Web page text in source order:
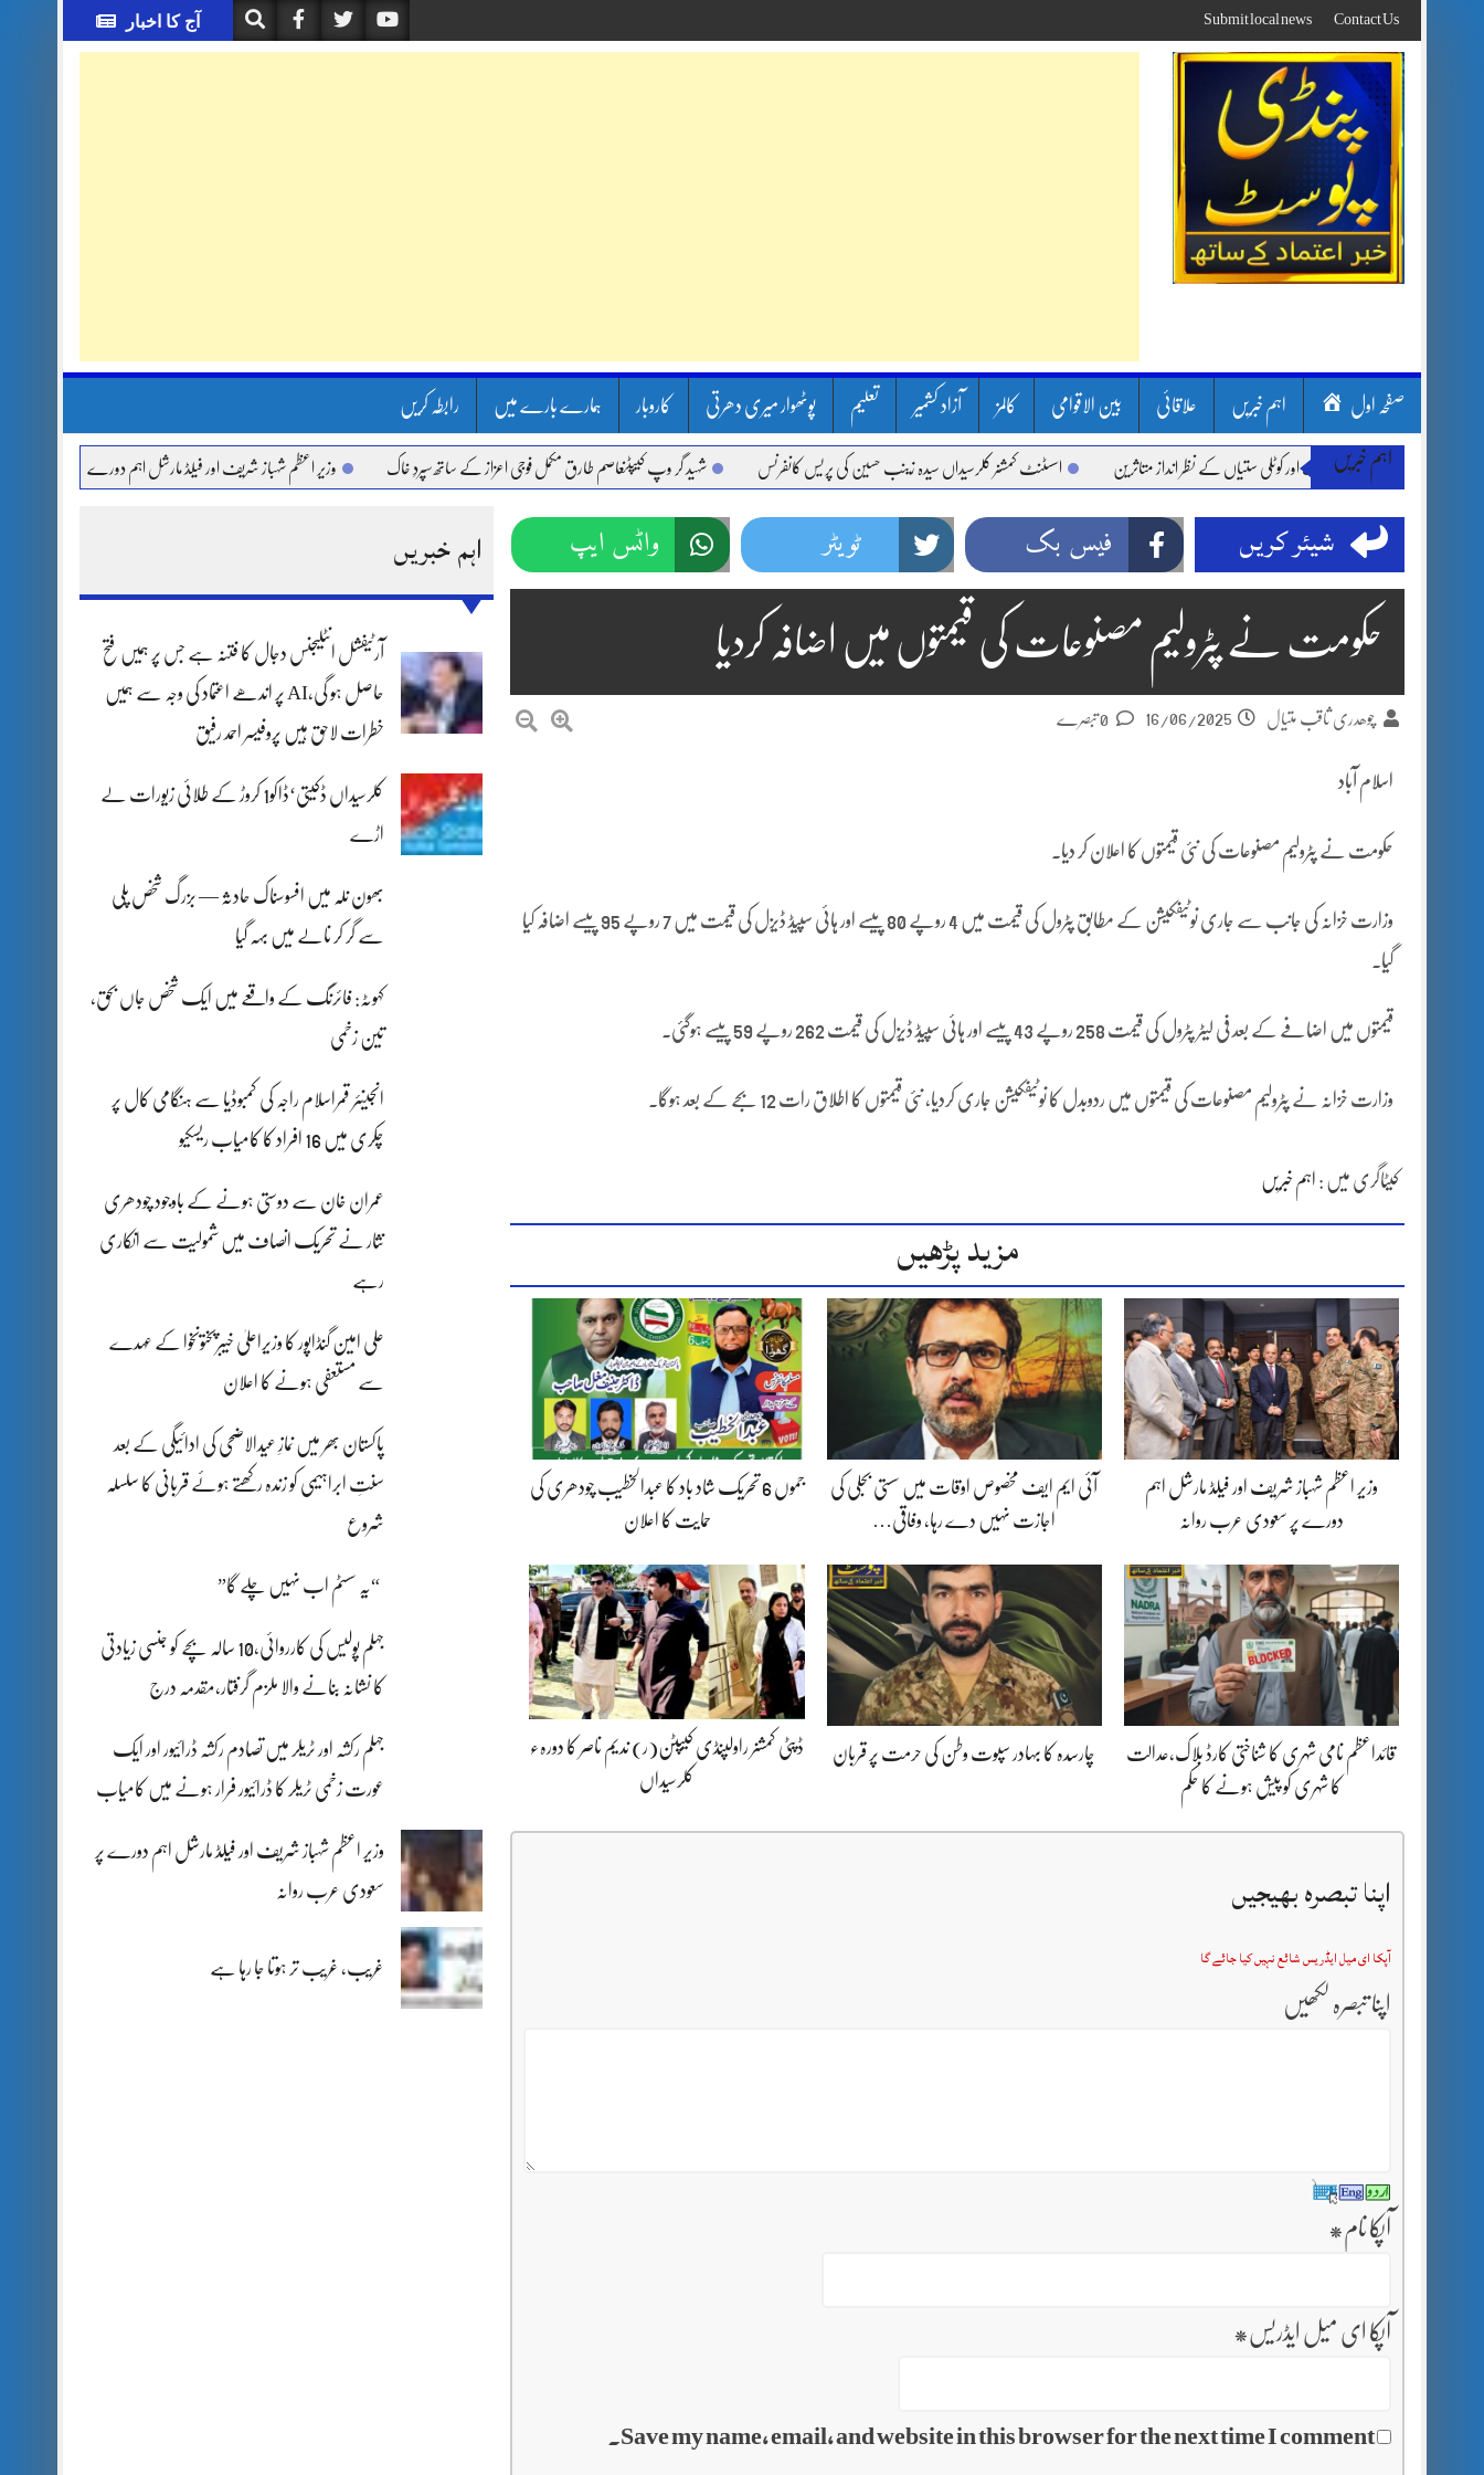
to
content
آج کا اخبار Contact Us
Submit local news
صفحہ اول اہم خبریں علاقائی بین الاقوامی کالمز آزاد کشمیر تعلیم پوٹھوار میری دھرتی کاروبار ہمارے بارے میں رابطہ کریں
اہم خبریں
بارشیں، لینڈ سلائیڈنگ اور کوٹلی ستیاں کے نظر انداز متاثرین اسسٹنٹ کمشنر کلرسیداں سیدہ زینب حسین کی پریس کانفرنس شہید گر وپ کیپٹنعاصم طارق مکمل فوجی اعزاز کے ساتھ سپردِ خاک وزیر اعظم شہباز شریف اور فیلڈ مارشل اہم دورے پر سعودی عرب روانہ
اہم خبریں
آرٹیفشل انٹلیجنس دجال کا فتنہ ہے جس پر ہمیں فتح
حاصل ہو گی،AI پر اندھے اعتماد کی وجہ سے ہمیں
خطرات لاحق ہیں پروفیسر احمد رفیق
کلرسیداں ڈکیتی‘ڈاکو1 کروڑ کے طلائی زیورات لے
اڑے
بھون نلہ میں افسوسناک حادثہ — بزرگ شخص پلی
سے گر کر نالے میں بہہ گیا
کہوٹہ: فائرنگ کے واقعے میں ایک شخص جاں بحق،
تین زخمی
انجینئر قمراسلام راجہ کی کمبوڈیا سے ہنگامی کال پر
چکری میں 16 افراد کا کامیاب ریسکیو
عمران خان سے دوستی ہونے کے باوجود چودھری
نثار نے تحریک انصاف میں شمولیت سے انکاری
رہے
علی امین گنڈاپور کا وزیراعلیٰ خیبرپختونخوا کے عہدے
سے مستعفی ہونے کا اعلان
پاکستان بھر میں نمازِ عیدالاضحی کی ادائیگی کے بعد
سنتِ ابراہیمی کو زندہ رکھتے ہوئے قربانی کا سلسلہ
شروع
“یہ سسٹم اب نہیں چلے گا”
جہلم پولیس کی کارروائی،10 سالہ بچے کو جنسی زیادتی
کا نشانہ بنانے والا ملزم گرفتار،مقدمہ درج
جہلم رکشہ اور ٹریلر میں تصادم رکشہ ڈرائیور اور ایک
عورت زخمی ٹریلر کا ڈرائیور فرار ہونے میں کامیاب
وزیر اعظم شہباز شریف اور فیلڈ مارشل اہم دورے پر
سعودی عرب روانہ
غریب، غریب تر ہوتا جا رہا ہے
شیئر کریں فیس بک ٹویٹر واٹس ایپ
حکومت نے پٹرولیم مصنوعات کی قیمتوں میں اضافہ کردیا
چوھدری ثاقب متیال 16/06/2025
اسلام آباد
حکومت نے پٹرولیم مصنوعات کی نئی قیمتوں کا اعلان کر دیا۔
وزارت خزانہ کی جانب سے جاری نوٹیفکیشن کے مطابق پٹرول کی قیمت میں 4 روپے 80 پیسے اور ہائی سپیڈ ڈیزل کی قیمت میں 7 روپے 95 پیسے اضافہ کیا
گیا۔
قیمتوں میں اضافے کے بعد فی لیٹر پٹرول کی قیمت 258 روپے 43 پیسے اور ہائی سپیڈ ڈیزل کی قیمت 262 روپے 59 پیسے ہوگئی۔
وزارت خزانہ نے پٹرولیم مصنوعات کی قیمتوں میں ردوبدل کا نوٹیفکیشن جاری کردیا، نئی قیمتوں کا اطلاق رات 12 بجے کے بعد ہوگا۔
کیٹاگری میں : اہم خبریں
مزید پڑھیں
وزیر اعظم شہباز شریف اور فیلڈ مارشل اہم
دورے پر سعودی عرب روانہ
آئی ایم ایف مخصوص اوقات میں سستی بجلی کی
اجازت نہیں دے رہا، وفاقی…
جموں 6 تحریک شاد باد کا عبدالخطیب چودھری کی
حمایت کا اعلان
قائداعظم نامی شہری کا شناختی کارڈ بلاک،عدالت
کا شہری کو پیش ہونے کا حکم
چارسدہ کا بہادر سپوت وطن کی حرمت پر قربان
ڈپٹی کمشنر راولپنڈی کیپٹن(ر) ندیم ناصر کا دورہء
کلرسیداں
اپنا تبصرہ بھیجیں
آپکا ای میل ایڈریس شائع نہیں کیا جائے گا
اپنا تبصرہ لکھیں
آپکا نام *
آپکا ای میل ایڈریس *
Save my name, email, and website in this browser for the next time I comment.